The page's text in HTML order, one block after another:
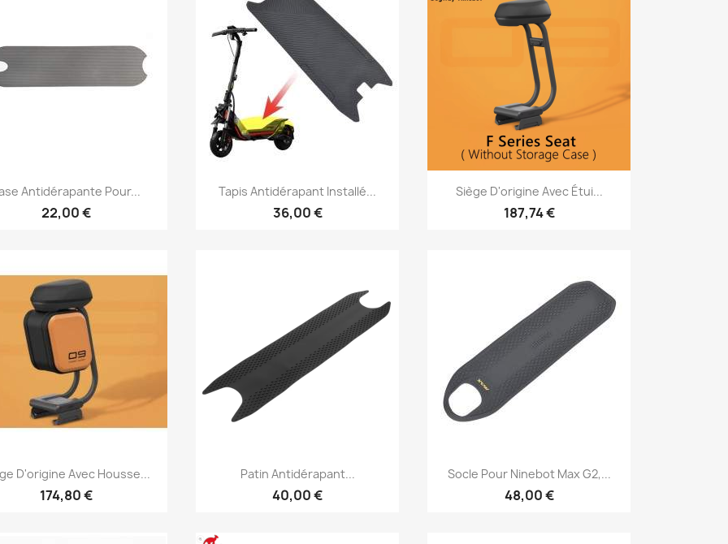
Aperçu rapide
Antidérapante Pour...
22,00 €
Aperçu rapide
Tapis Antidérapant Installé...
36,00 €
Aperçu rapide
Siège D'origine Avec Étui...
187,74 €
Aperçu rapide
D'origine Avec Housse...
174,80 €
Aperçu rapide
Patin Antidérapant...
40,00 €
Aperçu rapide
Socle Pour Ninebot Max G2,...
48,00 €